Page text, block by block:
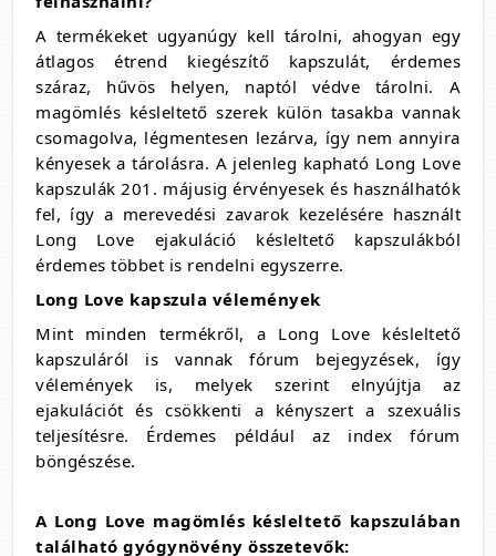
A termékeket ugyanúgy kell tárolni, ahogyan egy
átlagos étrend kiegészítő kapszulát, érdemes
száraz, hűvös helyen, naptól védve tárolni. A
magömlés késleltető szerek külön tasakba vannak
csomagolva, légmentesen lezárva, így nem annyira
kényesek a tárolásra. A jelenleg kapható Long Love
kapszulák 201. májusig érvényesek és használhatók
fel, így a merevedési zavarok kezelésére használt
Long Love ejakuláció késleltető kapszulákból
érdemes többet is rendelni egyszerre.
Long Love kapszula vélemények
Mint minden termékről, a Long Love késleltető
kapszuláról is vannak fórum bejegyzések, így
vélemények is, melyek szerint elnyújtja az
ejakulációt és csökkenti a kényszert a szexuális
teljesítésre. Érdemes például az index fórum
böngészése.
A Long Love magömlés késleltető kapszulában
található gyógynövény összetevők: